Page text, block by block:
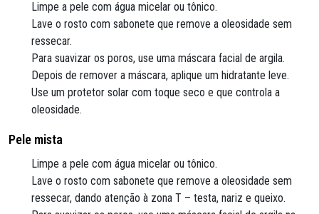
Limpe a pele com água micelar ou tônico.
Lave o rosto com sabonete que remove a oleosidade sem
ressecar.
Para suavizar os poros, use uma máscara facial de argila.
Depois de remover a máscara, aplique um hidratante leve.
Use um protetor solar com toque seco e que controla a
oleosidade.
Pele mista
Limpe a pele com água micelar ou tônico.
Lave o rosto com sabonete que remove a oleosidade sem
ressecar, dando atenção à zona T – testa, nariz e queixo.